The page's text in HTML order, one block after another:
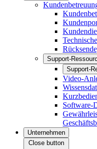
Support-
Support-
Video-
Software-
Unternehmen
Close button